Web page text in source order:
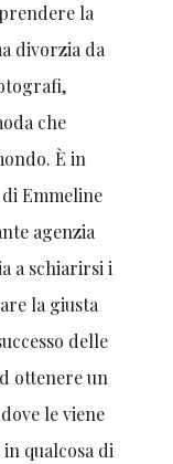
la
divorzia da
che
È in
Emmeline
agenzia
a schiarirsi i
la giusta
delle
ottenere un
le viene
qualcosa di